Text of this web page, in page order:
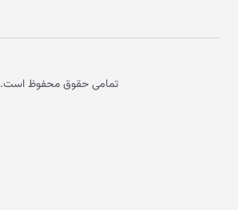
تمامی حقوق محفوظ است.